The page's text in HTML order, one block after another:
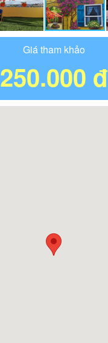
Giá tham khảo
250.000 đ